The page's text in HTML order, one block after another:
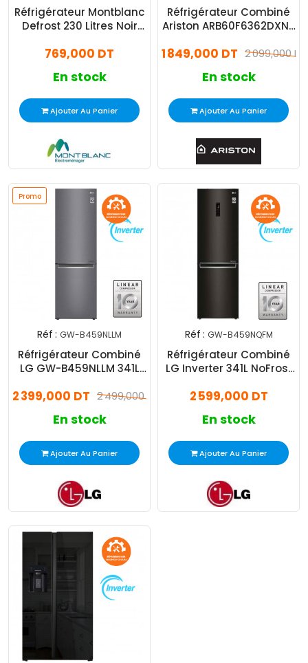
Réfrigérateur Montblanc
Defrost 230 Litres Noir
769,000 DT
En stock
Ajouter Au Panier
Réfrigérateur Combiné
Ariston ARB60F6362DXNA
2 099,000 DT
1 849,000 DT
En stock
Ajouter Au Panier
Promo
Réf : GW-B459NLLM
Réfrigérateur Combiné
LG GW-B459NLLM 341L
2 499,000 DT
2 399,000 DT
En stock
Ajouter Au Panier
Réf : GW-B459NQFM
Réfrigérateur Combiné
LG Inverter 341L NoFrost
2 599,000 DT
En stock
Ajouter Au Panier